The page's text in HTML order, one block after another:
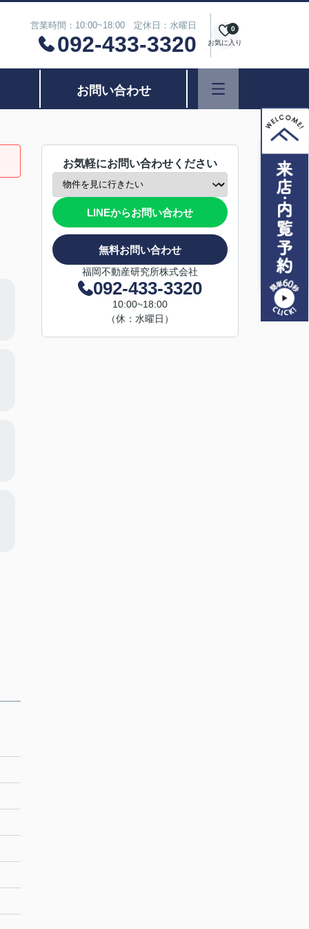
営業時間：10:00~18:00 定休日：水曜日
092-433-3320 お気に入り
0
お問い合わせ
お気軽にお問い合わせください
LINEからお問い合わせ
無料お問い合わせ
福岡不動産研究所株式会社
092-433-3320
10:00~18:00
（休：水曜日）